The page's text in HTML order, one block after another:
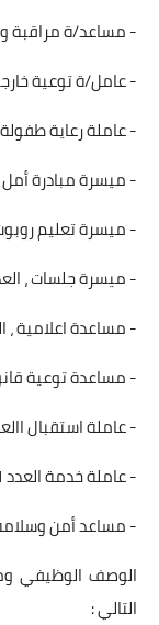
- مساعد/ة مراقبة وتقييم ،
- عامل/ة توعية خارجية ، العدد ٦
- عاملة رعاية طفولة ،
- ميسرة مبادرة أمل
- ميسرة تعليم روبوت
- ميسرة جلسات ، العدد 2
- مساعدة اعلامية ، العدد
- مساعدة توعية
- عاملة استقبال االعدد ١
- عاملة خدمة العدد ١ إناث .
- مساعد أمن وسلامة
الوصف الوظيفي
التالي :